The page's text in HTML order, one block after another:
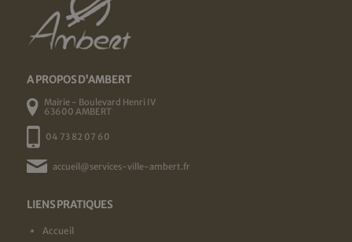
A PROPOS D'AMBERT
Mairie - Boulevard Henri IV
63600 AMBERT
04 73 82 07 60
accueil@services-ville-ambert.fr
LIENS PRATIQUES
Accueil